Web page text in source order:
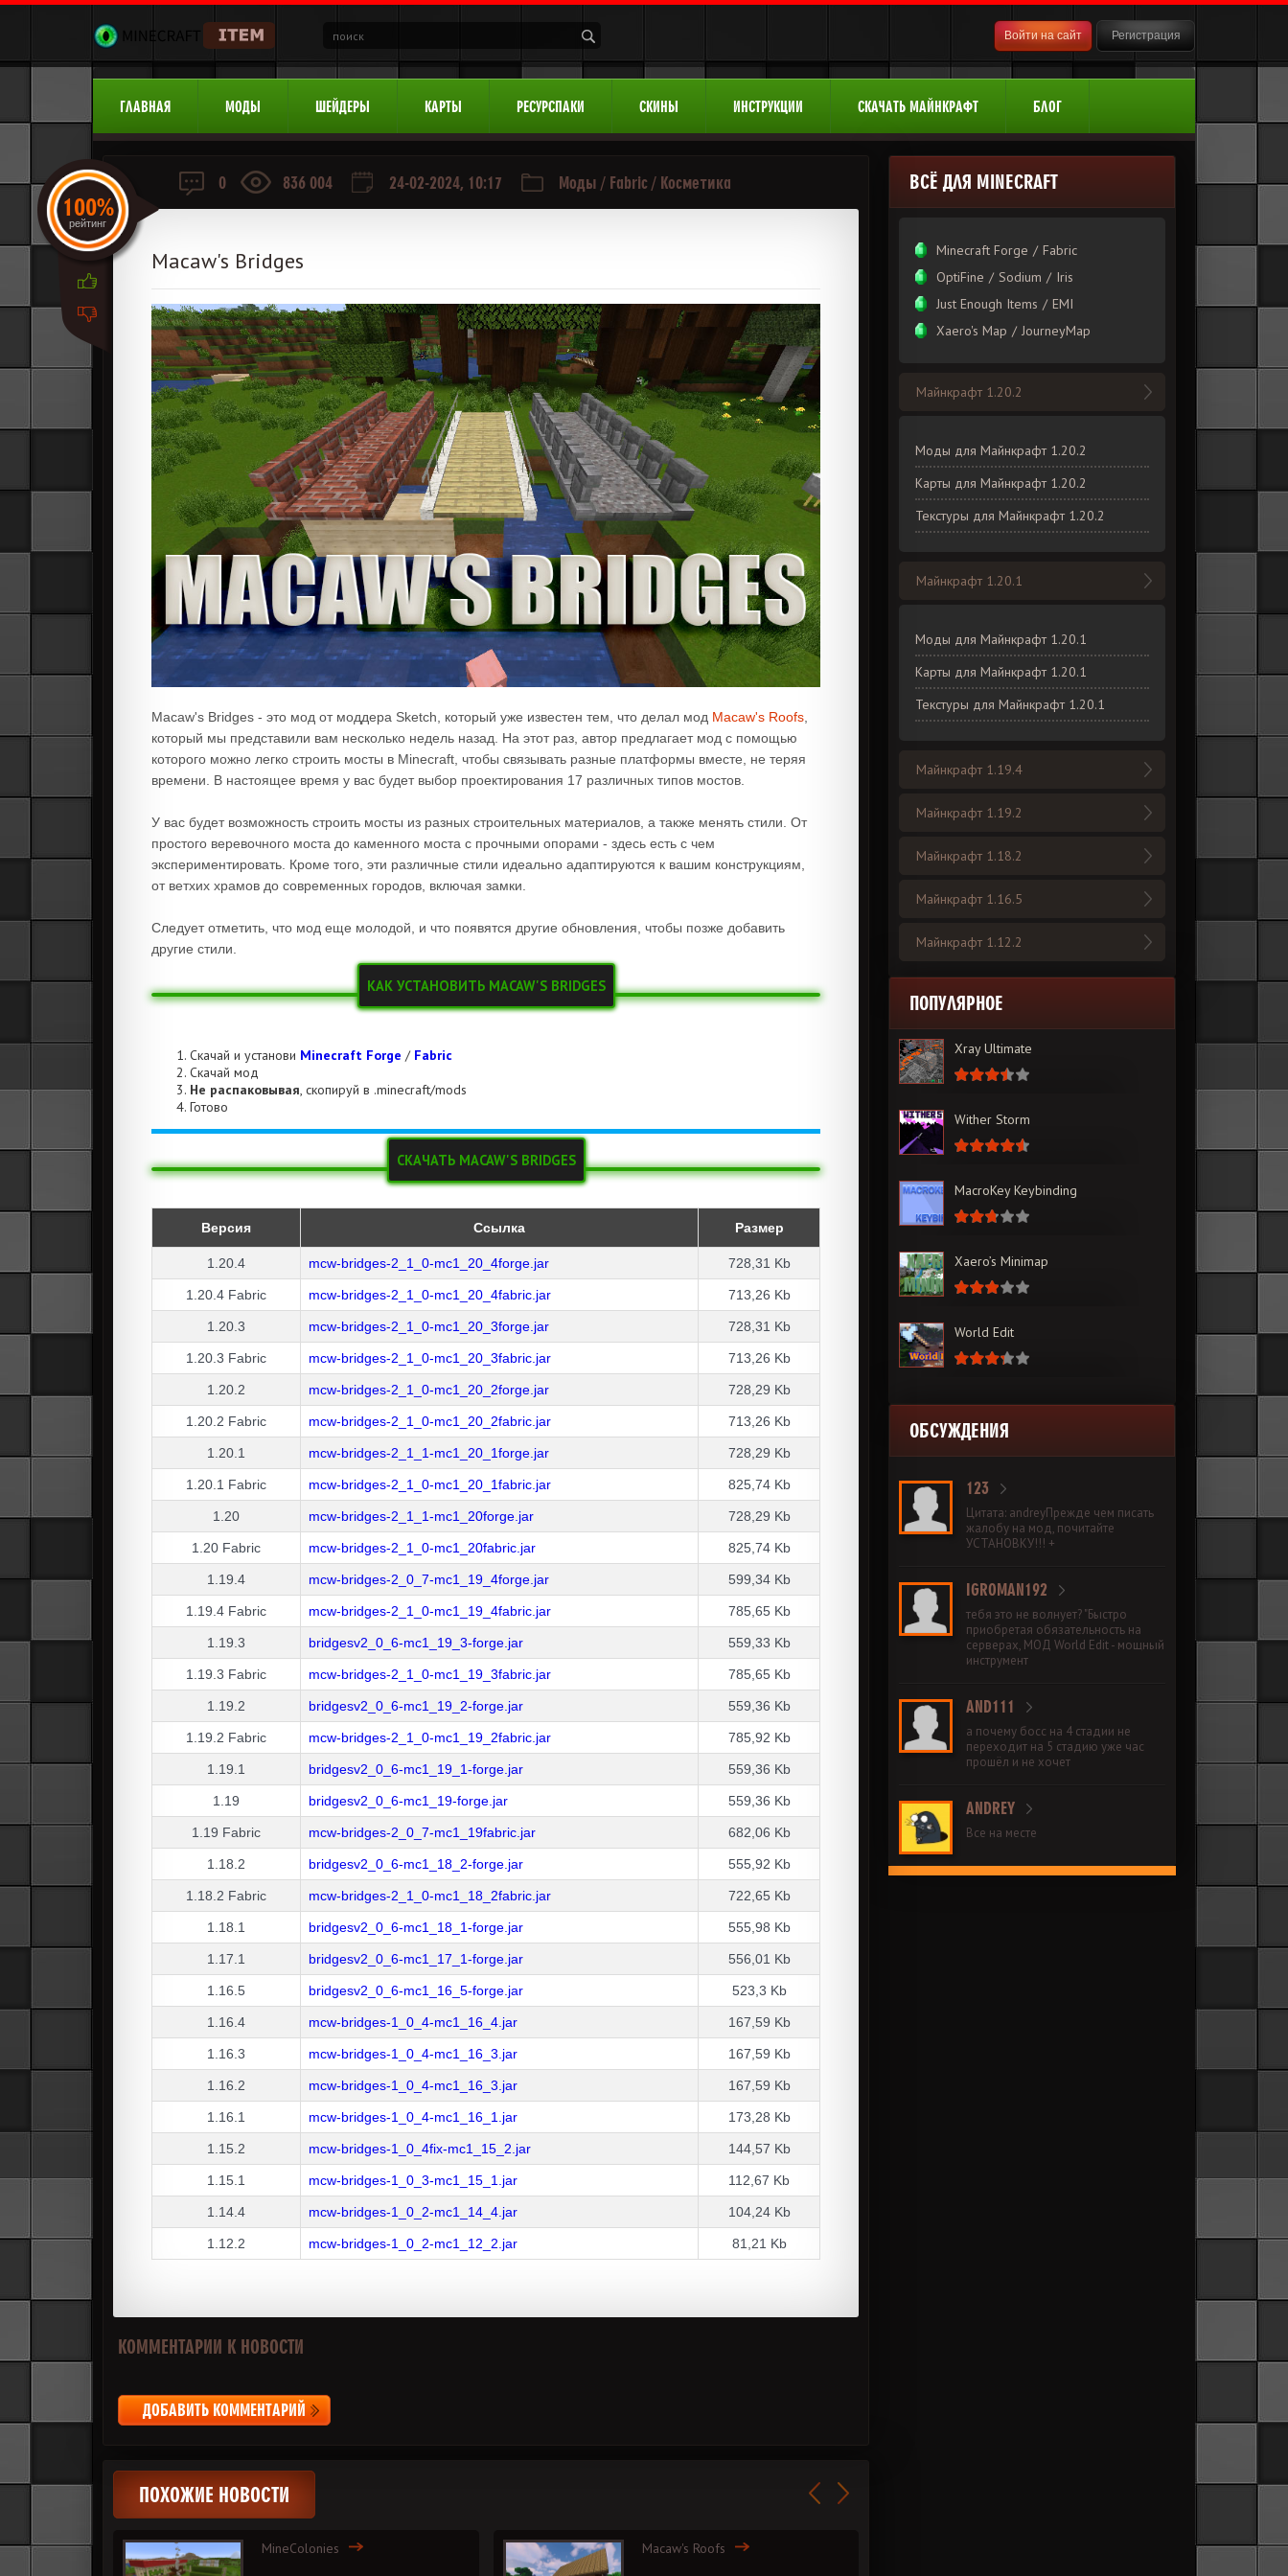
Войти на сайт Регистрация
ГЛАВНАЯ МОДЫ ШЕЙДЕРЫ КАРТЫ РЕСУРСПАКИ СКИНЫ ИНСТРУКЦИИ СКАЧАТЬ МАЙНКРАФТ БЛОГ
0 836 004 24-02-2024, 10:17 Моды / Fabric / Косметика
Macaw's Bridges
Macaw's Bridges - это мод от моддера Sketch, который уже известен тем, что делал мод Macaw's Roofs
который мы представили вам несколько недель назад. На этот раз, автор предлагает мод с помощью
которого можно легко строить мосты в Minecraft, чтобы связывать разные платформы вместе, не теряя
времени. В настоящее время у вас будет выбор проектирования 17 различных типов мостов.
У вас будет возможность строить мосты из разных строительных материалов, а также менять стили. От
простого веревочного моста до каменного моста с прочными опорами - здесь есть с чем
экспериментировать. Кроме того, эти различные стили идеально адаптируются к вашим конструкциям,
от ветхих храмов до современных городов, включая замки.
Следует отметить, что мод еще молодой, и что появятся другие обновления, чтобы позже добавить
другие стили.
КАК УСТАНОВИТЬ MACAW'S BRIDGES
Скачай и установи Minecraft Forge / Fabric
Скачай мод
Не распаковывая, скопируй в .minecraft/mods
Готово
СКАЧАТЬ MACAW'S BRIDGES
Версия Ссылка Размер
1.20.4 mcw-bridges-2_1_0-mc1_20_4forge.jar 728,31 Kb
1.20.4 Fabric mcw-bridges-2_1_0-mc1_20_4fabric.jar 713,26 Kb
1.20.3 mcw-bridges-2_1_0-mc1_20_3forge.jar 728,31 Kb
1.20.3 Fabric mcw-bridges-2_1_0-mc1_20_3fabric.jar 713,26 Kb
1.20.2 mcw-bridges-2_1_0-mc1_20_2forge.jar 728,29 Kb
1.20.2 Fabric mcw-bridges-2_1_0-mc1_20_2fabric.jar 713,26 Kb
1.20.1 mcw-bridges-2_1_1-mc1_20_1forge.jar 728,29 Kb
1.20.1 Fabric mcw-bridges-2_1_0-mc1_20_1fabric.jar 825,74 Kb
1.20 mcw-bridges-2_1_1-mc1_20forge.jar 728,29 Kb
1.20 Fabric mcw-bridges-2_1_0-mc1_20fabric.jar 825,74 Kb
1.19.4 mcw-bridges-2_0_7-mc1_19_4forge.jar 599,34 Kb
1.19.4 Fabric mcw-bridges-2_1_0-mc1_19_4fabric.jar 785,65 Kb
1.19.3 bridgesv2_0_6-mc1_19_3-forge.jar 559,33 Kb
1.19.3 Fabric mcw-bridges-2_1_0-mc1_19_3fabric.jar 785,65 Kb
1.19.2 bridgesv2_0_6-mc1_19_2-forge.jar 559,36 Kb
1.19.2 Fabric mcw-bridges-2_1_0-mc1_19_2fabric.jar 785,92 Kb
1.19.1 bridgesv2_0_6-mc1_19_1-forge.jar 559,36 Kb
1.19 bridgesv2_0_6-mc1_19-forge.jar 559,36 Kb
1.19 Fabric mcw-bridges-2_0_7-mc1_19fabric.jar 682,06 Kb
1.18.2 bridgesv2_0_6-mc1_18_2-forge.jar 555,92 Kb
1.18.2 Fabric mcw-bridges-2_1_0-mc1_18_2fabric.jar 722,65 Kb
1.18.1 bridgesv2_0_6-mc1_18_1-forge.jar 555,98 Kb
1.17.1 bridgesv2_0_6-mc1_17_1-forge.jar 556,01 Kb
1.16.5 bridgesv2_0_6-mc1_16_5-forge.jar 523,3 Kb
1.16.4 mcw-bridges-1_0_4-mc1_16_4.jar 167,59 Kb
1.16.3 mcw-bridges-1_0_4-mc1_16_3.jar 167,59 Kb
1.16.2 mcw-bridges-1_0_4-mc1_16_3.jar 167,59 Kb
1.16.1 mcw-bridges-1_0_4-mc1_16_1.jar 173,28 Kb
1.15.2 mcw-bridges-1_0_4fix-mc1_15_2.jar 144,57 Kb
1.15.1 mcw-bridges-1_0_3-mc1_15_1.jar 112,67 Kb
1.14.4 mcw-bridges-1_0_2-mc1_14_4.jar 104,24 Kb
1.12.2 mcw-bridges-1_0_2-mc1_12_2.jar 81,21 Kb
100%
рейтинг
КОММЕНТАРИИ К НОВОСТИ
ДОБАВИТЬ КОММЕНТАРИЙ
ПОХОЖИЕ НОВОСТИ
MineColonies Macaw's Roofs
ВСЁ ДЛЯ MINECRAFT
Minecraft Forge / Fabric
OptiFine / Sodium / Iris
Just Enough Items / EMI
Xаero's Mаp / JourneyMap
Майнкрафт 1.20.2
Моды для Майнкрафт 1.20.2
Карты для Майнкрафт 1.20.2
Текстуры для Майнкрафт 1.20.2
Майнкрафт 1.20.1
Моды для Майнкрафт 1.20.1
Карты для Майнкрафт 1.20.1
Текстуры для Майнкрафт 1.20.1
Майнкрафт 1.19.4
Майнкрафт 1.19.2
Майнкрафт 1.18.2
Майнкрафт 1.16.5
Майнкрафт 1.12.2
ПОПУЛЯРНОЕ
Xray Ultimate
Wither Storm
MacroKey Keybinding
Xaero’s Minimap
World Edit
ОБСУЖДЕНИЯ
123
Цитата: andreyПрежде чем писать
жалобу на мод, почитайте
УСТАНОВКУ!!! +
IGROMAN192
тебя это не волнует? "Быстро
приобретая обязательность на
серверах, МОД World Edit - мощный
инструмент
AND111
а почему босс на 4 стадии не
переходит на 5 стадию уже час
прошёл и не хочет
ANDREY
Все на месте